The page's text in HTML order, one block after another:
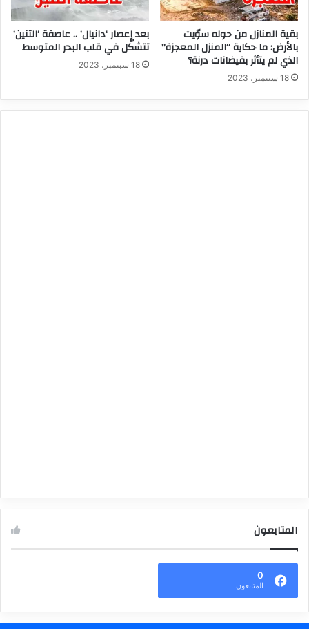
بقية المنازل من حوله سوّيت
بالأرض: ما حكاية “المنزل المعجزة”
الذي لم يتأثر بفيضانات درنة؟
18 سبتمبر، 2023
بعد إعصار ‘دانيال’ .. عاصفة ‘التنين’
تتشكّل في قلب البحر المتوسط
18 سبتمبر، 2023
المتابعون
0
المتابعون